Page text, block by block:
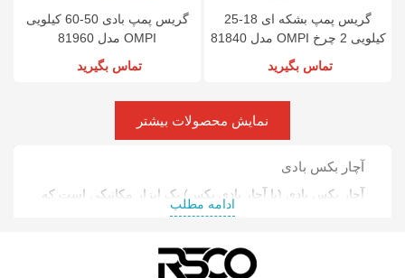
گریس پمپ بشکه ای 18-25
کیلویی 2 چرخ OMPI مدل 81840
تماس بگیرید
گریس پمپ بادی 50-60 کیلویی
OMPI مدل 81960
تماس بگیرید
نمایش محصولات بیشتر
آچار بکس بادی
آچار بکس بادی (یا آچار بادی بکس) یک ابزار مکانیکی است که
معمولاً در کارگاه‌ها، تعمیرگاه‌ها، یا صنعت خودرو برای باز و
بسته کردن پیچ‌ها و مهره‌ها با استفاده از نیروی هوای فشرده
طراحی شده است. این ابزار به‌طور خاص برای کارهای
ادامه مطلب